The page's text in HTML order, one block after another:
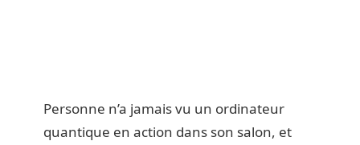
Personne n’a jamais vu un ordinateur
quantique en action dans son salon, et